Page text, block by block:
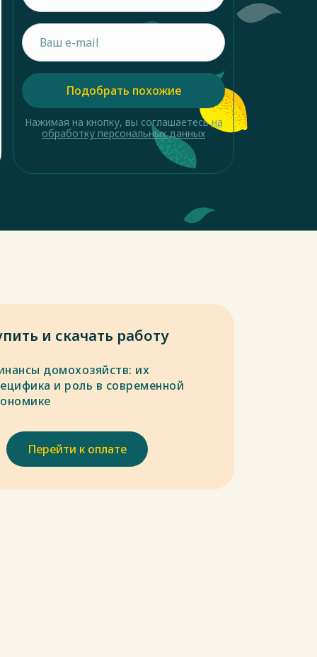
Подобрать похожие
Нажимая на кнопку, вы соглашаетесьна
обработку персональных данных
и скачать работу
домохозяйств: их
и роль в современной
Перейти к оплате